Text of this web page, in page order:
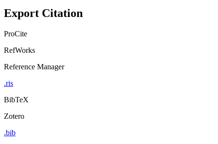
Export Citation
ProCite
RefWorks
Reference Manager
.ris
BibTeX
Zotero
.bib